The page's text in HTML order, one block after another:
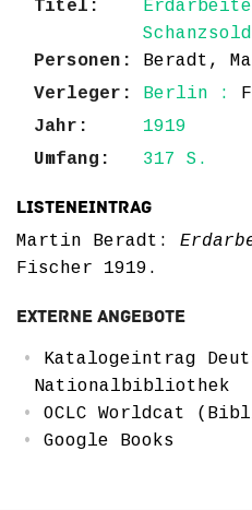
Titel:
Personen:
Beradt,
Verleger:
Berlin :
Jahr:
1919
Umfang:
317 S.
Listeneintrag
Martin Beradt:
Fischer 1919.
Externe Angebote
Katalogeintrag
Nationalbibliothek
OCLC Worldcat
Google Books